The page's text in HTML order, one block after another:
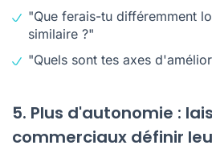
"Que ferais-tu différemment
similaire ?"
"Quels sont tes axes
5. Plus d'autonomie :
commerciaux définir